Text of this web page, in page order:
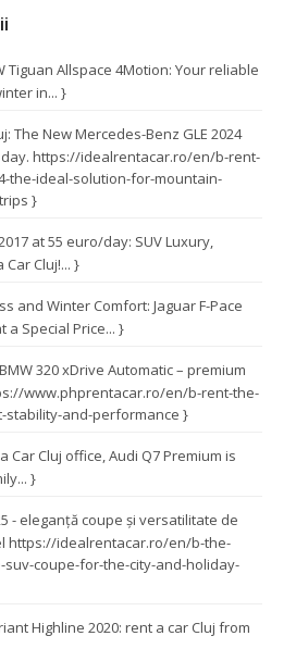
Tiguan Allspace 4Motion: Your reliable
in... }
The New Mercedes-Benz GLE 2024
https://idealrentacar.ro/en/b-rent-
the-ideal-solution-for-mountain-
}
at 55 euro/day: SUV Luxury,
Cluj!... }
and Winter Comfort: Jaguar F-Pace
a Special Price... }
320 xDrive Automatic – premium
www.phprentacar.ro/en/b-rent-the-
stability-and-performance }
Car Cluj office, Audi Q7 Premium is
}
- eleganță coupe și versatilitate de
https://idealrentacar.ro/en/b-the-
suv-coupe-for-the-city-and-holiday-
Highline 2020: rent a car Cluj from